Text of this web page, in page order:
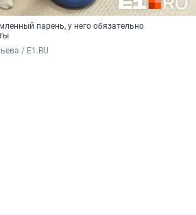
парень, у него обязательно
/ E1.RU